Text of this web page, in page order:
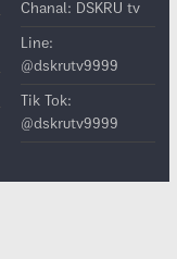
Chanal: DSKRU tv
Line:
@dskrutv9999
Tik Tok:
@dskrutv9999